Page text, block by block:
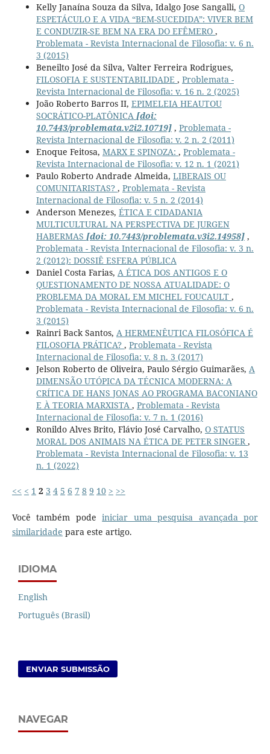
Kelly Janaína Souza da Silva, Idalgo Jose Sangalli, O
ESPETÁCULO E A VIDA “BEM-SUCEDIDA”: VIVER BEM
E CONDUZIR-SE BEM NA ERA DO EFÊMERO ,
Problemata - Revista Internacional de Filosofia: v. 6 n.
3 (2015)
Beneilto José da Silva, Valter Ferreira Rodrigues,
FILOSOFIA E SUSTENTABILIDADE , Problemata -
Revista Internacional de Filosofia: v. 16 n. 2 (2025)
João Roberto Barros II, EPIMELEIA HEAUTOU
SOCRÁTICO-PLATÔNICA [doi:
10.7443/problemata.v2i2.10719], Problemata -
Revista Internacional de Filosofia: v. 2 n. 2 (2011)
Enoque Feitosa, MARX E SPINOZA: , Problemata -
Revista Internacional de Filosofia: v. 12 n. 1 (2021)
Paulo Roberto Andrade Almeida, LIBERAIS OU
COMUNITARISTAS? , Problemata - Revista
Internacional de Filosofia: v. 5 n. 2 (2014)
Anderson Menezes, ÉTICA E CIDADANIA
MULTICULTURAL NA PERSPECTIVA DE JURGEN
HABERMAS [doi: 10.7443/problemata.v3i2.14958],
Problemata - Revista Internacional de Filosofia: v. 3 n.
2 (2012): DOSSIÊ ESFERA PÚBLICA
Daniel Costa Farias, A ÉTICA DOS ANTIGOS E O
QUESTIONAMENTO DE NOSSA ATUALIDADE: O
PROBLEMA DA MORAL EM MICHEL FOUCAULT ,
Problemata - Revista Internacional de Filosofia: v. 6 n.
3 (2015)
Rainri Back Santos, A HERMENÊUTICA FILOSÓFICA É
FILOSOFIA PRÁTICA? , Problemata - Revista
Internacional de Filosofia: v. 8 n. 3 (2017)
Jelson Roberto de Oliveira, Paulo Sérgio Guimarães, A
DIMENSÃO UTÓPICA DA TÉCNICA MODERNA: A
CRÍTICA DE HANS JONAS AO PROGRAMA BACONIANO
E À TEORIA MARXISTA , Problemata - Revista
Internacional de Filosofia: v. 7 n. 1 (2016)
Ronildo Alves Brito, Flávio José Carvalho, O STATUS
MORAL DOS ANIMAIS NA ÉTICA DE PETER SINGER,
Problemata - Revista Internacional de Filosofia: v. 13
n. 1 (2022)
<< < 1 2 3 4 5 6 7 8 9 10 > >>
Você também podeiniciar uma pesquisa avançada por
similaridade para este artigo.
IDIOMA
English
Português (Brasil)
ENVIAR SUBMISSÃO
NAVEGAR